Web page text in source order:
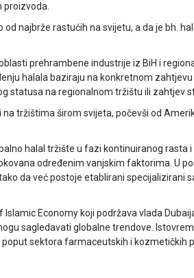
od najbrže rastućih na svijetu, a da je bh.
prehrambene industrije iz BiH i
halala baziraju na konkretnom
statusa na regionalnom tržištu ili zahtjev
tržištima širom svijeta, počevši od
halal tržište u fazi kontinuiranog rasta
određenim vanjskim faktorima. U
da već postoje etablirani specijalizirani
Economy koji podržava vlada
sagledavati globalne trendove.
poput sektora farmaceutskih i kozmetičkih